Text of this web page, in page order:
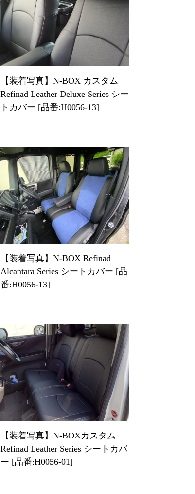
【装着写真】N-BOX カスタム
Refinad Leather Deluxe Series シー
トカバー [品番:H0056-13]
【装着写真】N-BOX Refinad
Alcantara Series シートカバー [品
番:H0056-13]
【装着写真】N-BOXカスタム
Refinad Leather Series シートカバ
ー [品番:H0056-01]